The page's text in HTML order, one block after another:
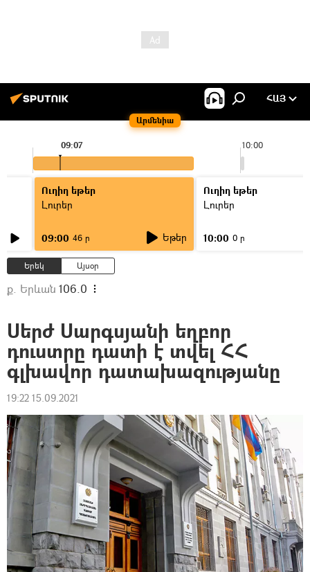
Արմենիա
ՀԱՅ
10:00
09:07
Ուղիղ եթեր
Լուրեր
09:00 46 ր Եթեր
Ուղիղ եթեր
Լուրեր
10:00 0 ր
Երեկ Այսօր
ք. Երևան 106.0
Սերժ Սարգսյանի եղբոր
դուստրը դատի է տվել ՀՀ
գլխավոր դատախազությանը
19:22 15.09.2021